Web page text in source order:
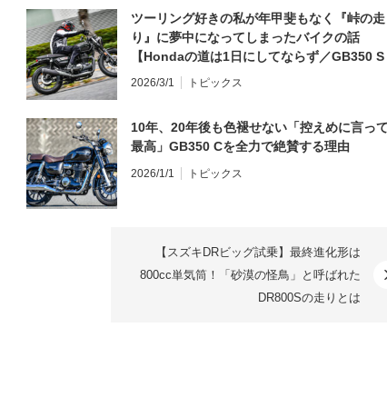
ツーリング好きの私が年甲斐もなく『峠の走
り』に夢中になってしまったバイクの話
【Hondaの道は1日にしてならず／GB350 S
インプレ・レビュー 前編】
2026/3/1 トピックス
10年、20年後も色褪せない「控えめに言っ
最高」GB350 Cを全力で絶賛する理由
2026/1/1 トピックス
【スズキDRビッグ試乗】最終進化形は
800cc単気筒！「砂漠の怪鳥」と呼ばれた
DR800Sの走りとは